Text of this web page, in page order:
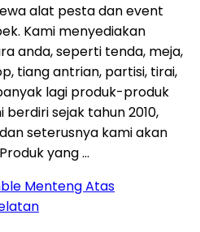
alat pesta dan event
Kami menyediakan
anda, seperti tenda, meja,
tiang antrian, partisi, tirai,
lagi produk-produk
sejak tahun 2010,
seterusnya kami akan
yang …